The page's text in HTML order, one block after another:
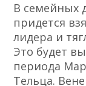
В семейных
придется
лидера и
Это будет
периода
Тельца.